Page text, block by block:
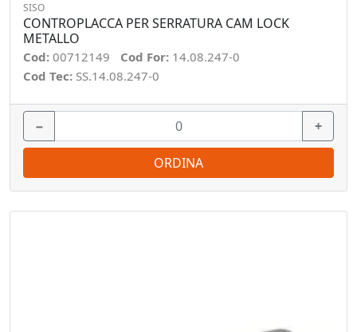
SISO
CONTROPLACCA PER SERRATURA CAM LOCK
METALLO
Cod: 00712149 Cod For: 14.08.247-0
Cod Tec: SS.14.08.247-0
− +
ORDINA